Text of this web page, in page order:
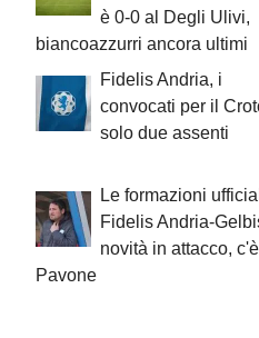
è 0-0 al Degli Ulivi,
biancoazzurri ancora ultimi
Fidelis Andria, i
convocati per il
solo due assenti
Le formazioni
Fidelis Andria-
novità in attacco, c'è
Pavone